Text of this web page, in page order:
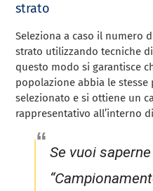
strato
Seleziona a caso il numero
strato utilizzando tecniche
questo modo si garantisce
popolazione abbia le
selezionato e si ottiene un
rappresentativo all’interno
Se vuoi